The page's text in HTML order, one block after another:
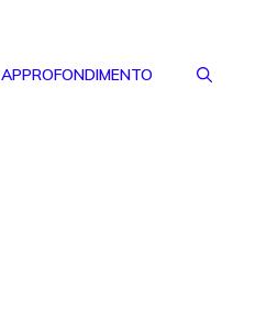
APPROFONDIMENTO